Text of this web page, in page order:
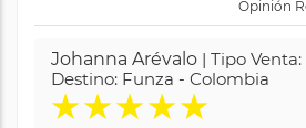
Opinión
Johanna Arévalo | Tipo
Destino: Funza - Colombia
★★★★★